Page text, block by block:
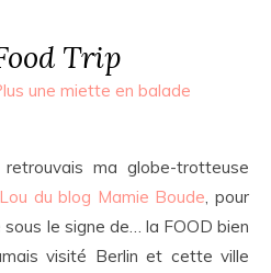
Trip
une miette en balade
ma globe-trotteuse
du blog Mamie Boude, pour
le signe de… la FOOD bien
visité Berlin et cette ville